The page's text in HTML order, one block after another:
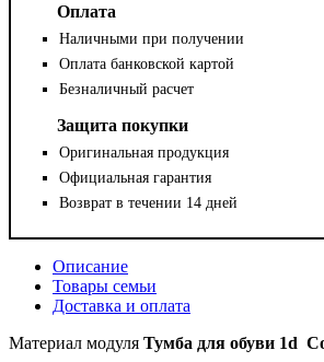
Оплата
Наличными при получении
Оплата банковской картой
Безналичный расчет
Защита покупки
Оригинальная продукция
Официальная гарантия
Возврат в течении 14 дней
Описание
Товары семьи
Доставка и оплата
Материал модуля Тумба для обуви 1d